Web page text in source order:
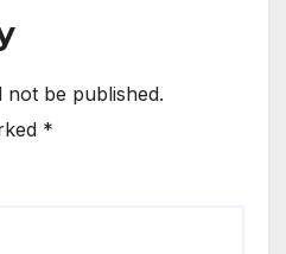
not be published.
*